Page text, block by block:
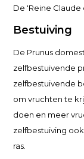
De 'Reine Claude
Bestuiving
De Prunus
zelfbestuivende
zelfbestuivende
om vruchten te
doen en meer
zelfbestuiving
ras.